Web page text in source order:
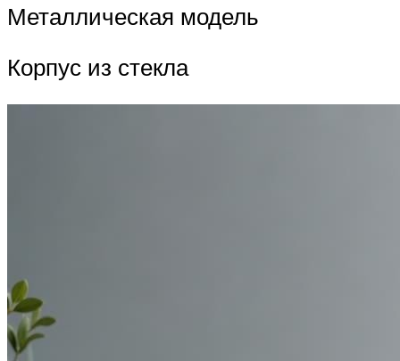
Металлическая модель
Корпус из стекла